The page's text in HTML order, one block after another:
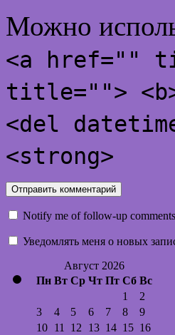
Можно
<a href=""
title="">
<del
<strong>
Notify me of follow-up
Уведомлять меня о новых
Август 2026
Пн Вт Ср Чт Пт Сб Вс
1
2
3
4 5 6 7 8
9
10 11 12 13 14 15 16